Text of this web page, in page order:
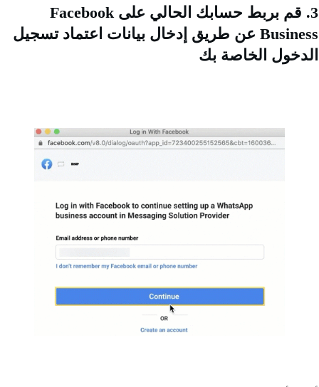
3. قم بربط حسابك الحالي على Facebook
Business عن طريق إدخال بيانات اعتماد تسجيل
الخاصة بك